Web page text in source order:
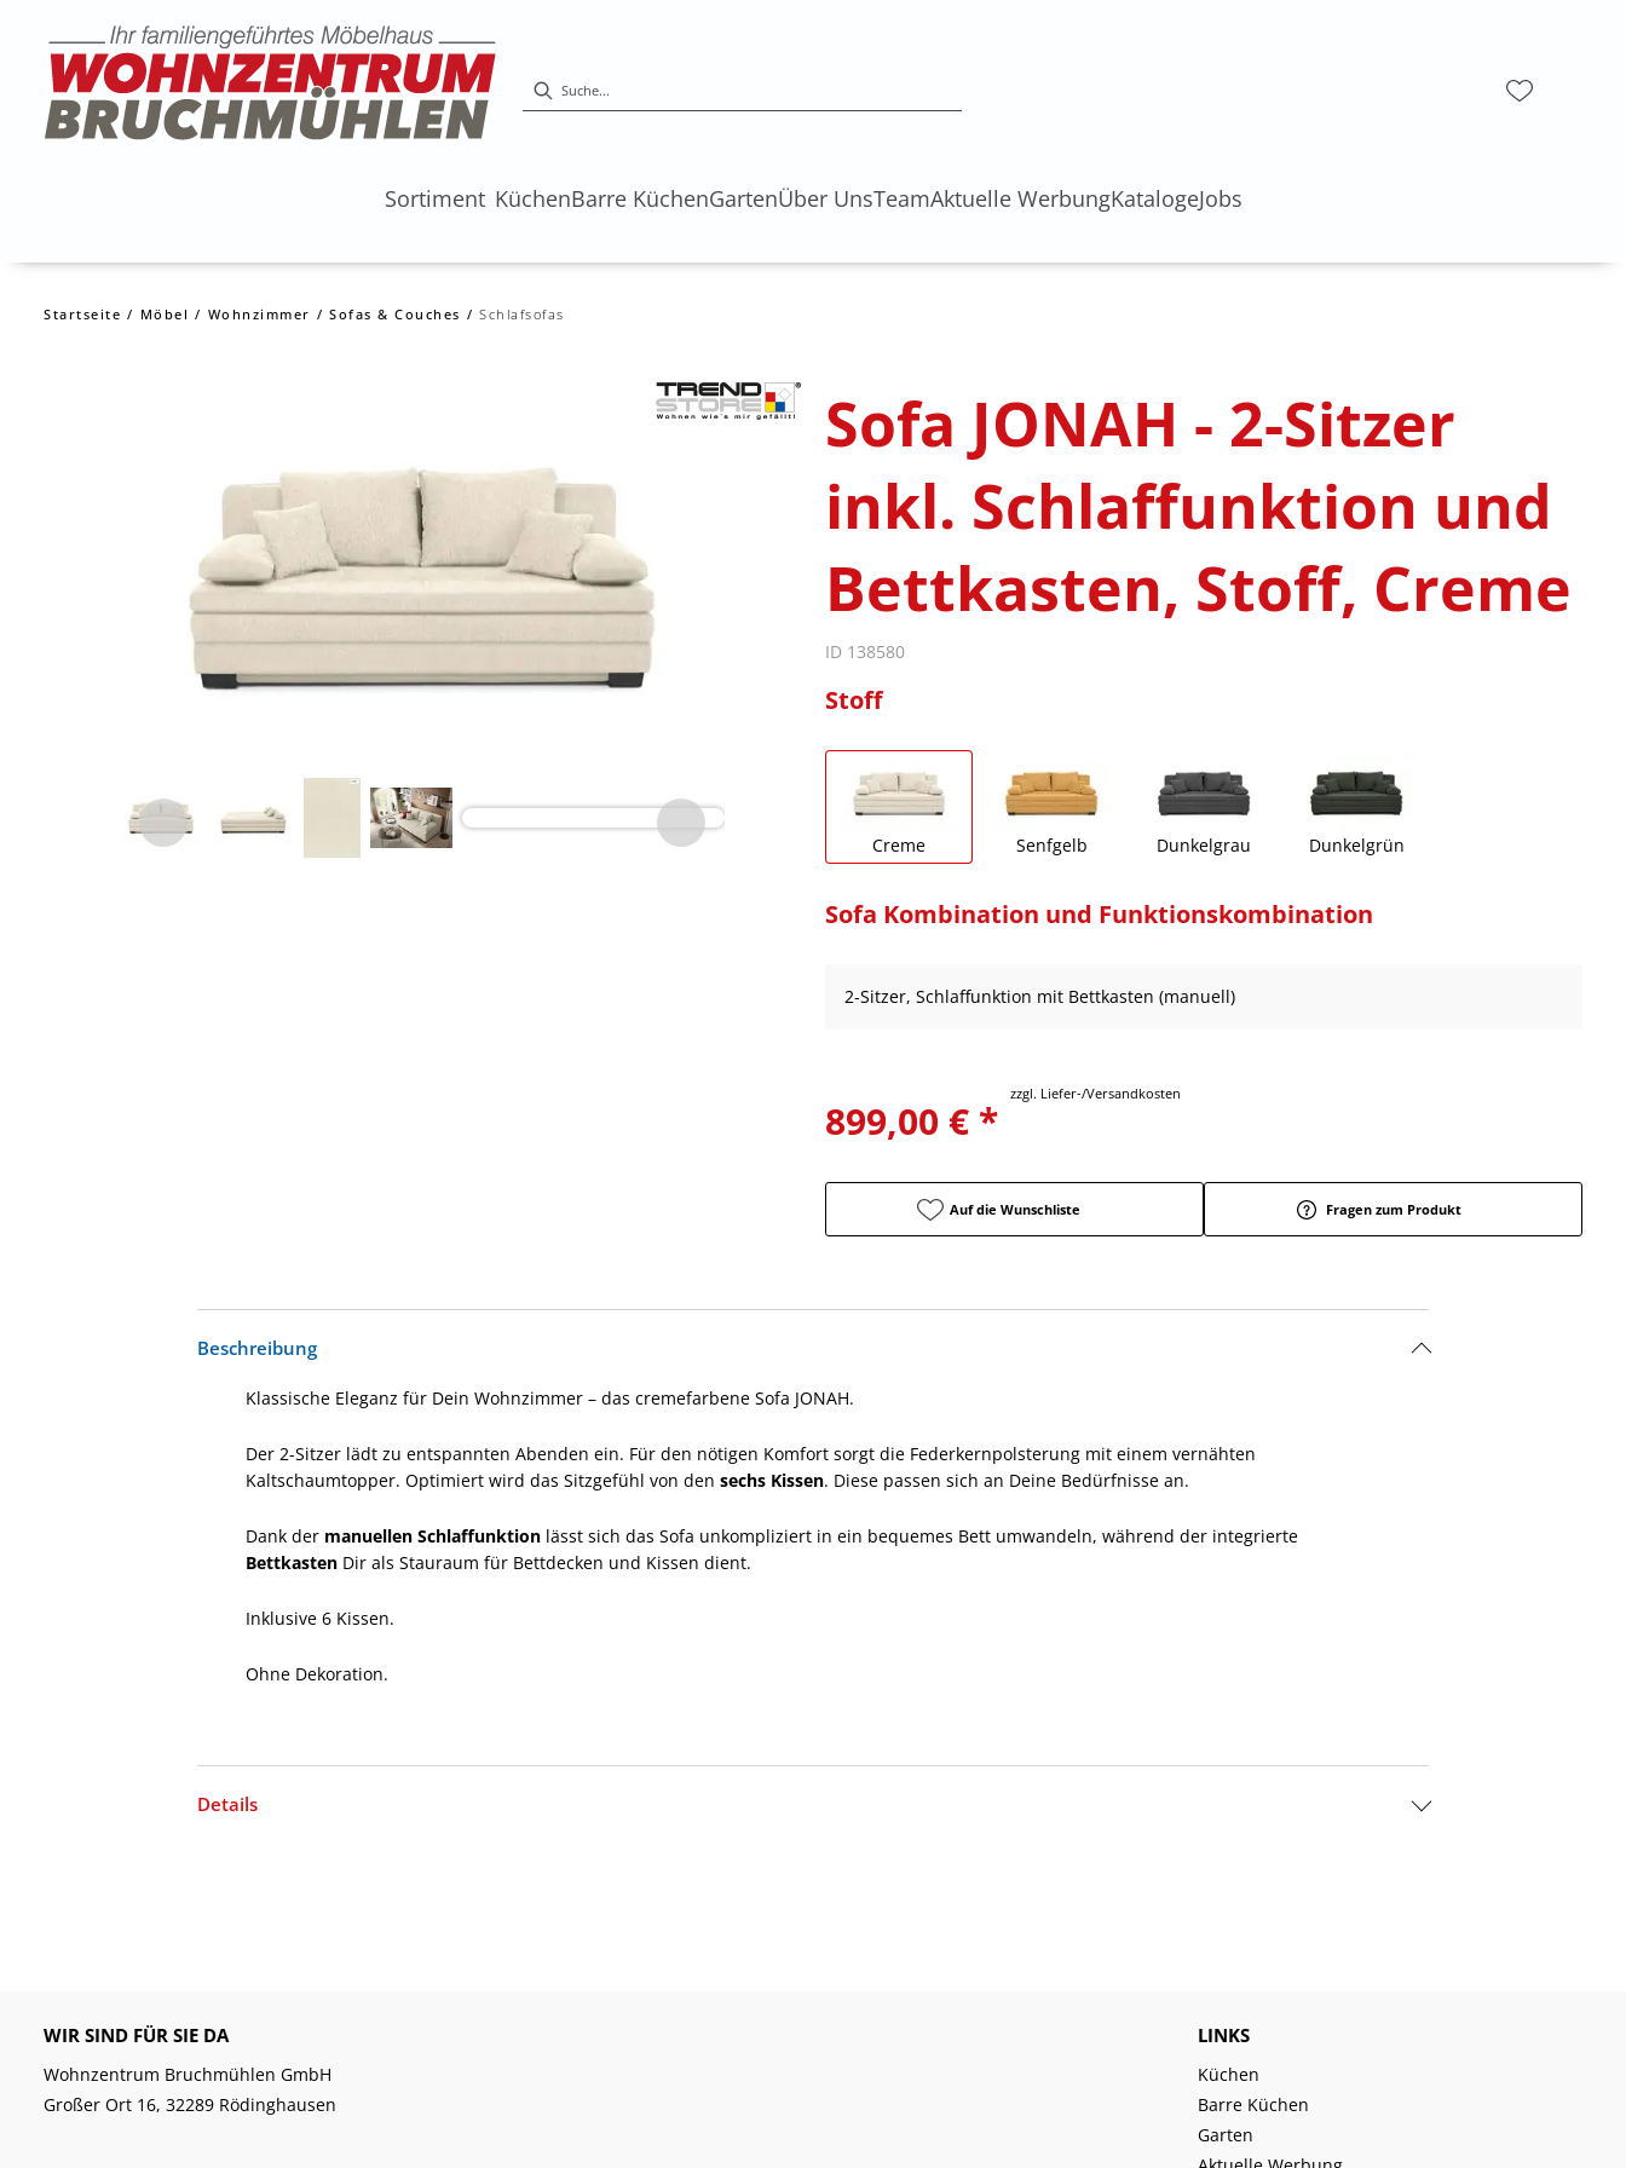
Sortiment KüchenBarre KüchenGartenÜber UnsTeamAktuelle WerbungKatalogeJobs
Startseite Möbel Wohnzimmer Sofas & Couches Schlafsofas
Sofa JONAH - 2-Sitzer
inkl. Schlaffunktion und
Bettkasten, Stoff, Creme
ID 138580
Stoff
Creme Senfgelb Dunkelgrau Dunkelgrün
Sofa Kombination und Funktionskombination
2-Sitzer, Schlaffunktion mit Bettkasten (manuell)
899,00 € *
zzgl. Liefer-/Versandkosten
Auf die Wunschliste Fragen zum Produkt
Beschreibung
Klassische Eleganz für Dein Wohnzimmer – das cremefarbene Sofa JONAH.
Der 2-Sitzer lädt zu entspannten Abenden ein. Für den nötigen Komfort sorgt die Federkernpolsterung mit einem vernähten
Kaltschaumtopper. Optimiert wird das Sitzgefühl von densechs Kissen. Diese passen sich an Deine Bedürfnisse an.
Dank der manuellen Schlaffunktion lässt sich das Sofa unkompliziert in ein bequemes Bett umwandeln, während der integrierte
Bettkasten Dir als Stauraum für Bettdecken und Kissen dient.
Inklusive 6 Kissen.
Ohne Dekoration.
Details
WIR SIND FÜR SIE DA
Wohnzentrum Bruchmühlen GmbH
Großer Ort 16, 32289 Rödinghausen
LINKS
Küchen
Barre Küchen
Garten